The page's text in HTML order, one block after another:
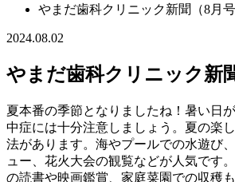
やまだ歯科クリニック新聞（8月号
2024.08.02
やまだ歯科クリニック新
夏本番の季節となりましたね！暑い日
中症には十分注意しましょう。夏の楽
法があります。海やプールでの水遊び
ュー、花火大会の観覧などが人気です
の読書や映画鑑賞、家庭菜園での収穫